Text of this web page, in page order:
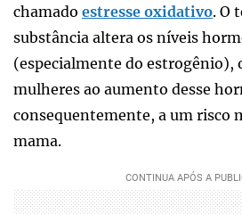
chamado estresse oxidativo. O
substância altera os níveis
(especialmente do estrogênio),
mulheres ao aumento desse
consequentemente, a um risco
mama.